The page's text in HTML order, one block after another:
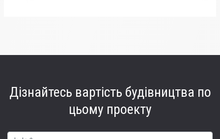
Дізнайтесь вартість будівництва по
цьому проекту